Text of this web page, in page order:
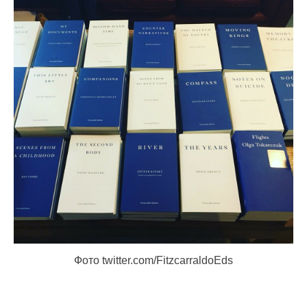
Фото twitter.com/FitzcarraldoEds